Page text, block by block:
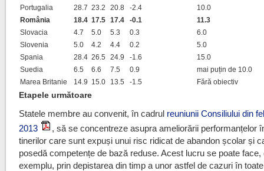
Portugalia
28.7 23.2 20.8 -2.4
10.0
România
18.4 17.5 17.4 -0.1
11.3
Slovacia
4.7 5.0 5.3 0.3
6.0
Slovenia
5.0 4.2 4.4 0.2
5.0
Spania
28.4 26.5 24.9 -1.6
15.0
Suedia
6.5 6.6 7.5 0.9
mai puțin de 10.0
Marea Britanie
14.9 15.0 13.5 -1.5 Fără obiectiv
Etapele următoare
Statele membre au convenit, în cadrul reuniunii Consiliului din
2013
, să se concentreze asupra ameliorării performanțelor
tinerilor care sunt expuși unui risc ridicat de abandon școlar și
posedă competențe de bază reduse. Acest lucru se poate face,
exemplu, prin depistarea din timp a unor astfel de cazuri în